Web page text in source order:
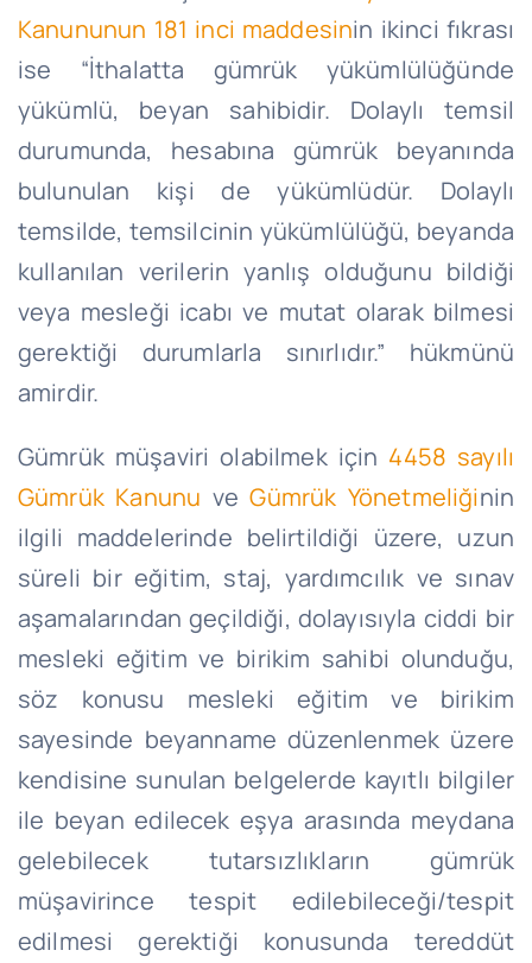
Kanununun 181 inci maddesinin ikinci fıkrası
ise “İthalatta gümrük yükümlülüğünde
yükümlü, beyan sahibidir. Dolaylı temsil
durumunda, hesabına gümrük beyanında
bulunulan kişi de yükümlüdür. Dolaylı
temsilde, temsilcinin yükümlülüğü, beyanda
kullanılan verilerin yanlış olduğunu bildiği
veya mesleği icabı ve mutat olarak bilmesi
gerektiği durumlarla sınırlıdır.” hükmünü
amirdir.
Gümrük müşaviri olabilmek için 4458 sayılı
Gümrük Kanunu veGümrük Yönetmeliğinin
ilgili maddelerinde belirtildiği üzere, uzun
süreli bir eğitim, staj, yardımcılık ve sınav
aşamalarından geçildiği, dolayısıyla ciddi bir
mesleki eğitim ve birikim sahibi olunduğu,
söz konusu mesleki eğitim ve birikim
sayesinde beyanname düzenlenmek üzere
kendisine sunulan belgelerde kayıtlı bilgiler
ile beyan edilecek eşya arasında meydana
gelebilecek tutarsızlıkların gümrük
müşavirince tespit edilebileceği/tespit
edilmesi gerektiği konusunda tereddüt